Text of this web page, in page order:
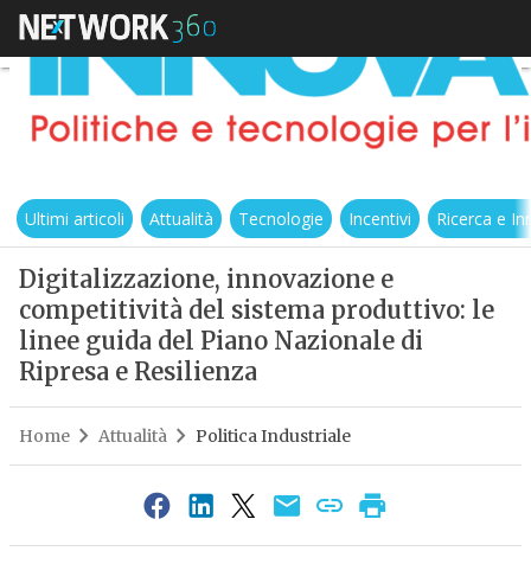
Ultimi articoli Attualità Tecnologie Incentivi Ricerca e
Digitalizzazione, innovazione e
competitività del sistema produttivo: le
linee guida del Piano Nazionale di
Ripresa e Resilienza
Home Attualità Politica Industriale